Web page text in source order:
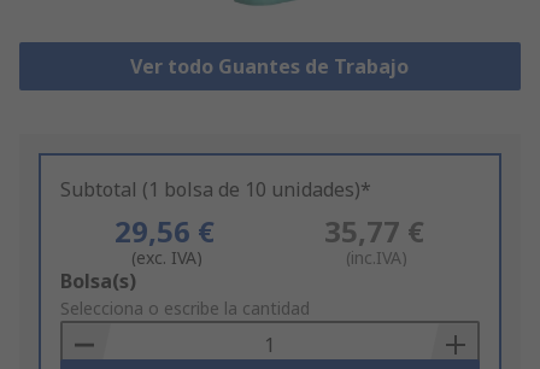
Ver todo Guantes de Trabajo
Subtotal (1 bolsa de 10 unidades)*
29,56 €
(exc. IVA)
35,77 €
(inc.IVA)
Add
to
Basket
Bolsa(s)
Selecciona o escribe la cantidad